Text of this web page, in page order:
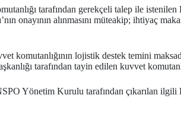
tarafından gerekçeli talep ile
onayının alınmasını müteakip; ihtiyaç
komutanlığının lojistik destek temini
tarafından tayin edilen kuvvet
Yönetim Kurulu tarafından çıkarılan